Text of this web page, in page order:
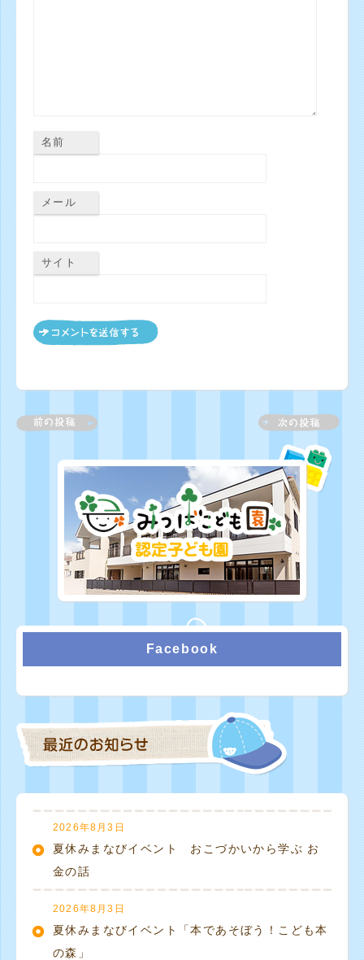
名前
メール
サイト
Facebook
2026年8月3日
夏休みまなびイベント おこづかいから学ぶ お
金の話
2026年8月3日
夏休みまなびイベント「本であそぼう！こども本
の森」